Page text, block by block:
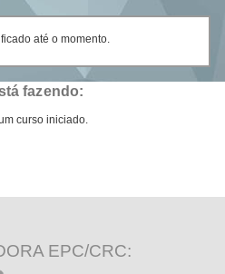
até o momento.
fazendo:
curso iniciado.
EPC/CRC: